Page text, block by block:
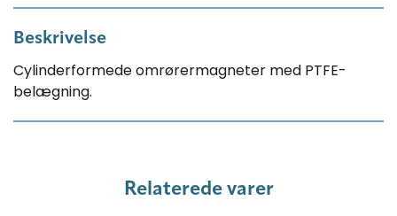
Beskrivelse
Cylinderformede omrørermagneter med PTFE-
belægning.
Relaterede varer